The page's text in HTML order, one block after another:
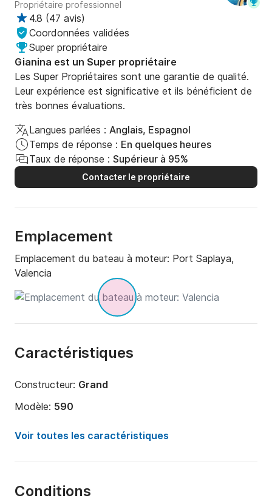
Propriétaire professionnel
4.8 (47 avis)
Coordonnées validées
Super propriétaire
Gianina est un Super propriétaire
Les Super Propriétaires sont une garantie de qualité.
Leur expérience est significative et ils bénéficient de
très bonnes évaluations.
Langues parlées : Anglais, Espagnol
Temps de réponse : En quelques heures
Taux de réponse : Supérieur à 95%
Contacter le propriétaire
Emplacement
Emplacement du bateau à moteur: Port Saplaya,
Valencia
Caractéristiques
Constructeur: Grand
Modèle: 590
Puissance moteur:
100cv
Capacité à bord:
Voir toutes les caractéristiques
Conditions